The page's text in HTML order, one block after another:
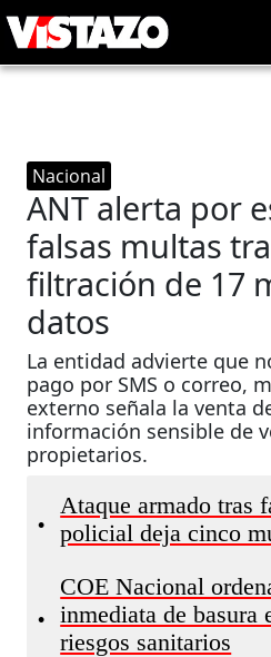
Nacional
ANT alerta por
falsas multas
filtración de 17
datos
La entidad advierte que
pago por SMS o correo,
externo señala la venta
información sensible de
propietarios.
•
Ataque armado tras
policial deja cinco
•
COE Nacional
inmediata de basura
riesgos sanitarios